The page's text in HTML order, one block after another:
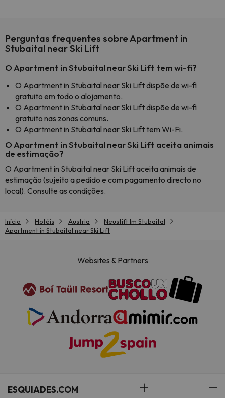
Perguntas frequentes sobre Apartment in
Stubaital near Ski Lift
O Apartment in Stubaital near Ski Lift tem wi-fi?
O Apartment in Stubaital near Ski Lift dispõe de wi-fi
gratuito em todo o alojamento.
O Apartment in Stubaital near Ski Lift dispõe de wi-fi
gratuito nas zonas comuns.
O Apartment in Stubaital near Ski Lift tem Wi-Fi.
O Apartment in Stubaital near Ski Lift aceita animais
de estimação?
O Apartment in Stubaital near Ski Lift aceita animais de
estimação (sujeito a pedido e com pagamento directo no
local). Consulte as condições.
Início Hotéis Austria
Neustift Im Stubaital
Apartment in Stubaital near Ski Lift
Websites & Partners
ESQUIADES.COM